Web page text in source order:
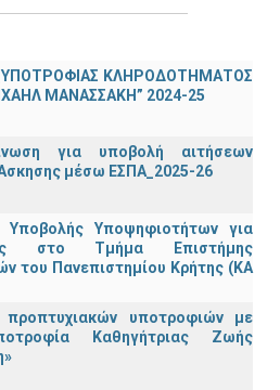
ΚΛΗΡΟΔΟΤΗΜΑΤΟΣ
ΜΑΝΑΣΣΑΚΗ” 2024-25
για υποβολή αιτήσεων
μέσω ΕΣΠΑ_2025-26
Υποβολής Υποψηφιοτήτων για
στο Τμήμα Επιστήμης
του Πανεπιστημίου Κρήτης (ΚΑ
προπτυχιακών υποτροφιών με
Καθηγήτριας Ζωής